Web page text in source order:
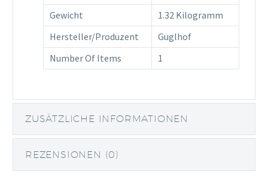
Gewicht
1.32 Kilogramm
Hersteller/Produzent
Guglhof
Number Of Items
1
ZUSÄTZLICHE INFORMATIONEN
REZENSIONEN (0)